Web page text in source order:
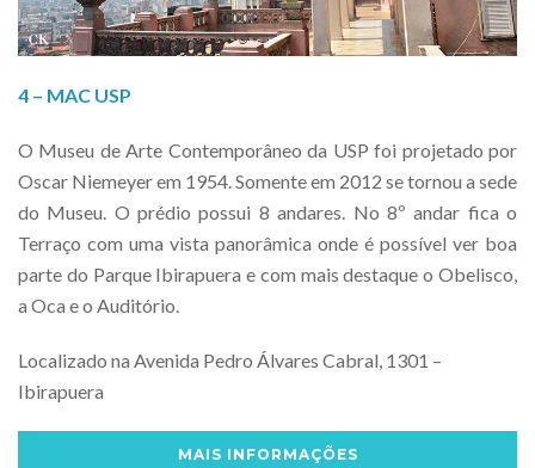
4 – MAC USP
O Museu de Arte Contemporâneo da USP foi projetado por
Oscar Niemeyer em 1954. Somente em 2012 se tornou a sede
do Museu. O prédio possui 8 andares. No 8º andar fica o
Terraço com uma vista panorâmica onde é possível ver boa
parte do Parque Ibirapuera e com mais destaque o Obelisco,
a Oca e o Auditório.
Localizado na Avenida Pedro Álvares Cabral, 1301 –
Ibirapuera
MAIS INFORMAÇÕES